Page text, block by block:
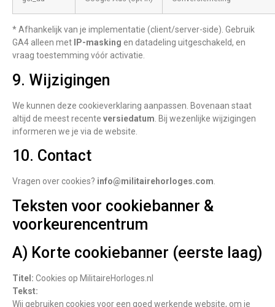
* Afhankelijk van je implementatie (client/server-side). Gebruik
GA4 alleen met
IP-masking en datadeling uitgeschakeld, en
vraag toestemming vóór activatie.
9. Wijzigingen
We kunnen deze cookieverklaring aanpassen. Bovenaan staat
altijd de meest recente versiedatum . Bij wezenlijke wijzigingen
informeren we je via de website.
10. Contact
Vragen over cookies? info@militairehorloges.com
Teksten voor cookiebanner &
voorkeurencentrum
A) Korte cookiebanner (eerste laag)
Titel: Cookies op MilitaireHorloges.nl
Tekst:
Wij gebruiken cookies voor een goed werkende website, om je